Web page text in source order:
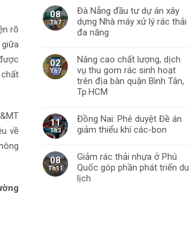
rõ
về
08
Th7
Đà Nẵng đầu tư dự án xây
dựng Nhà máy xử lý rác thải
đa năng
02
Th7
Nâng cao chất lượng, dịch
vụ thu gom rác sinh hoạt
trên địa bàn quận Bình Tân,
Tp.HCM
11
Th3
Đồng Nai: Phê duyệt Đề án
giảm thiểu khí các-bon
08
Th11
Giảm rác thải nhựa ở Phú
Quốc góp phần phát triển du
lịch